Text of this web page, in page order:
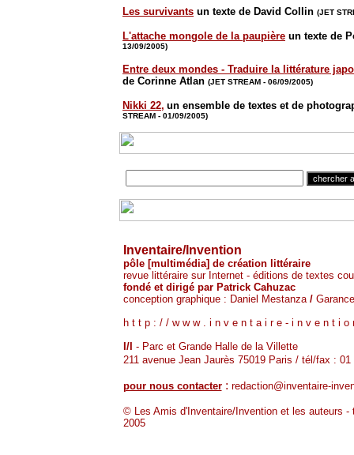
Les survivants un texte de David Collin (JET
L'attache mongole de la paupière un texte de
13/09/2005)
Entre deux mondes - Traduire la littérature
de Corinne Atlan (JET STREAM - 06/09/2005)
Nikki 22, un ensemble de textes et de
STREAM - 01/09/2005)
Inventaire/Invention
pôle [multimédia] de création littéraire
revue littéraire sur Internet - éditions de textes
fondé et dirigé par Patrick Cahuzac
conception graphique : Daniel Mestanza /
h t t p : / / w w w . i n v e n t a i r e - i n v e n t i o
I/I - Parc et Grande Halle de la Villette
211 avenue Jean Jaurès 75019 Paris / tél/fax : 01
pour nous contacter: redaction@inventaire-
© Les Amis d'Inventaire/Invention et les auteurs -
2005